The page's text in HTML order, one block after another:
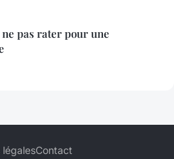
pas rater pour une
légalesContact